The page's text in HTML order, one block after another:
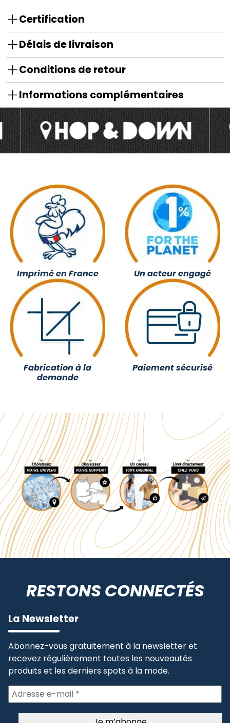
Certification
Délais de livraison
Conditions de retour
Informations complémentaires
Imprimé en France Un acteur engagé
Fabrication à la
demande
Paiement sécurisé
RESTONS CONNECTÉS
La Newsletter
Abonnez-vous gratuitement à la newsletter et
recevez régulièrement toutes les nouveautés
produits et les derniers spots à la mode.